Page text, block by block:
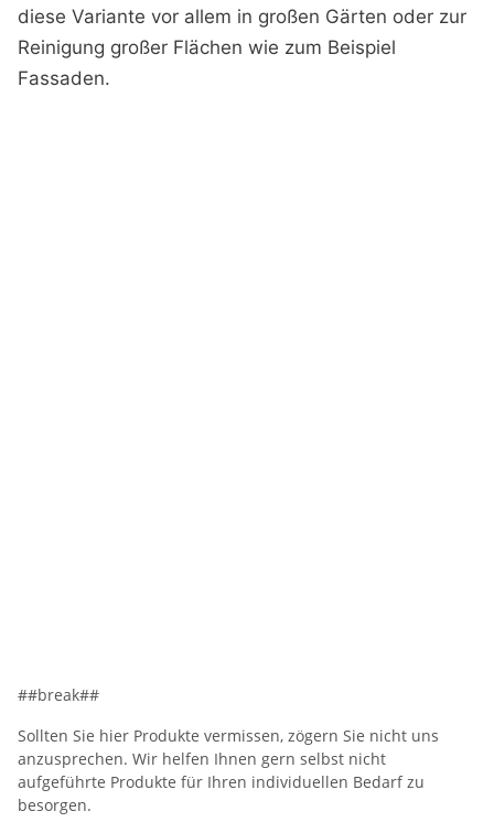
diese Variante vor allem in großen Gärten oder zur
Reinigung großer Flächen wie zum Beispiel
Fassaden.
##break##
Sollten Sie hier Produkte vermissen, zögern Sie nicht uns
anzusprechen. Wir helfen Ihnen gern selbst nicht
aufgeführte Produkte für Ihren individuellen Bedarf zu
besorgen.